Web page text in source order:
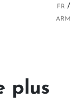
FR
ARM
plus